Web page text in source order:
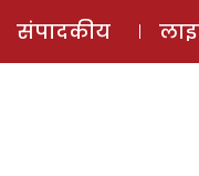
संपादकीय